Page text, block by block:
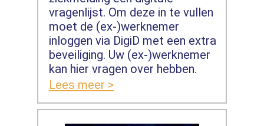
vragenlijst. Om deze in te vullen
moet de (ex-)werknemer
inloggen via DigiD met een extra
beveiliging. Uw (ex-)werknemer
kan hier vragen over hebben.
Lees meer >